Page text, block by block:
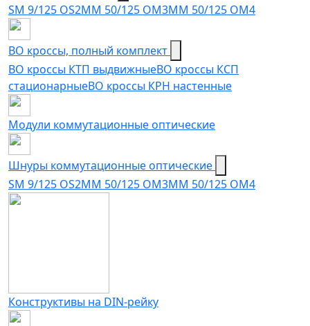
SM 9/125 OS2MM 50/125 OM3MM 50/125 OM4
ВО кроссы, полный комплект
ВО кроссы КТП выдвижныеВО кроссы КСП
стационарныеВО кроссы КРН настенные
Модули коммутационные оптические
Шнуры коммутационные оптические
SM 9/125 OS2MM 50/125 OM3MM 50/125 OM4
Конструктивы на DIN-рейку